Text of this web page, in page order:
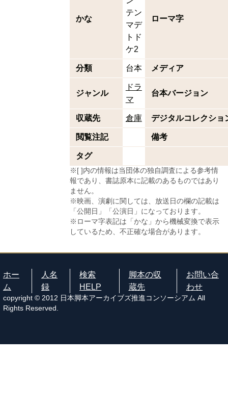
かな
テン
マデ
トド
ケ2
ローマ字
分類 台本 メディア
ジャンル
ドラ
マ
台本バージョン
収蔵先 倉庫 デジタルコレクショ
閲覧注記 備考
タグ
※[ ]内の情報は当団体の独自調査による参考情
報であり、書誌原本に記載のあるものではあり
ません。
※映画、演劇に関しては、放送日の欄の記載は
「公開日」「公演日」になっております。
※ローマ字表記は「かな」から機械変換で表示
しているため、不正確な場合があります。
ホー
ム
人名
録
検索
HELP
脚本の収
蔵先
お問い合
わせ
copyright © 2012 日本脚本アーカイブズ推進コンソーシアム All
Rights Reserved.